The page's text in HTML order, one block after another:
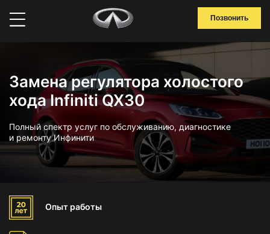
Позвонить
Замена регулятора холостого
хода Infiniti QX30
Полный спектр услуг по обслуживанию, диагностике
и ремонту Инфинити
Опыт работы